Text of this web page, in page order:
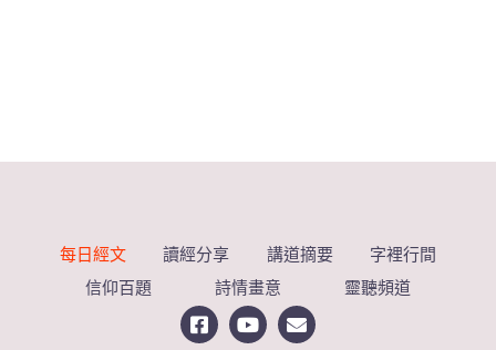
每日經文 讀經分享 講道摘要
字裡行間
信仰百題
詩情畫意 靈聽頻道